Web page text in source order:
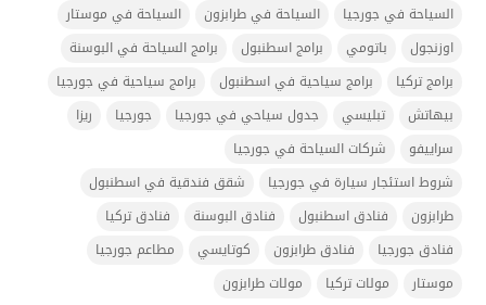
السياحة في جورجيا
السياحة في طرابزون
السياحة في موستار
اوزنجول
باتومي برامج اسطنبول
برامج السياحة في البوسنة
برامج تركيا
برامج سياحية في اسطنبول
برامج سياحية في جورجيا
بيهاتش
تبليسي جدول سياحي في جورجيا جورجيا
ريزا
سراييفو
شركات السياحة في جورجيا
شروط استئجار سيارة في جورجيا
شقق فندقية في اسطنبول
طرابزون
فنادق اسطنبول فنادق البوسنة
فنادق تركيا
فنادق جورجيا
فنادق طرابزون كوتايسي
مطاعم جورجيا
موستار
مولات تركيا مولات طرابزون